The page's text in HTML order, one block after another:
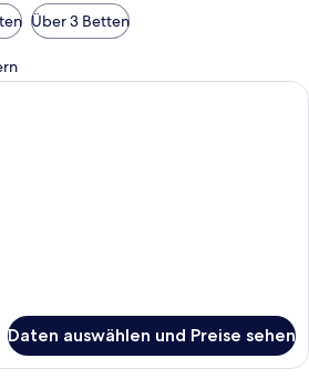
Über 3 Betten
Ein modernes Hotelzimmer mit
Daten auswählen und Preise sehen